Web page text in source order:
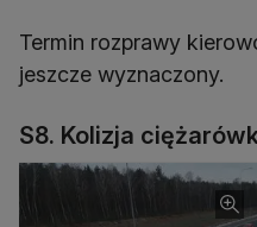
Termin rozprawy
jeszcze wyznaczony.
S8. Kolizja